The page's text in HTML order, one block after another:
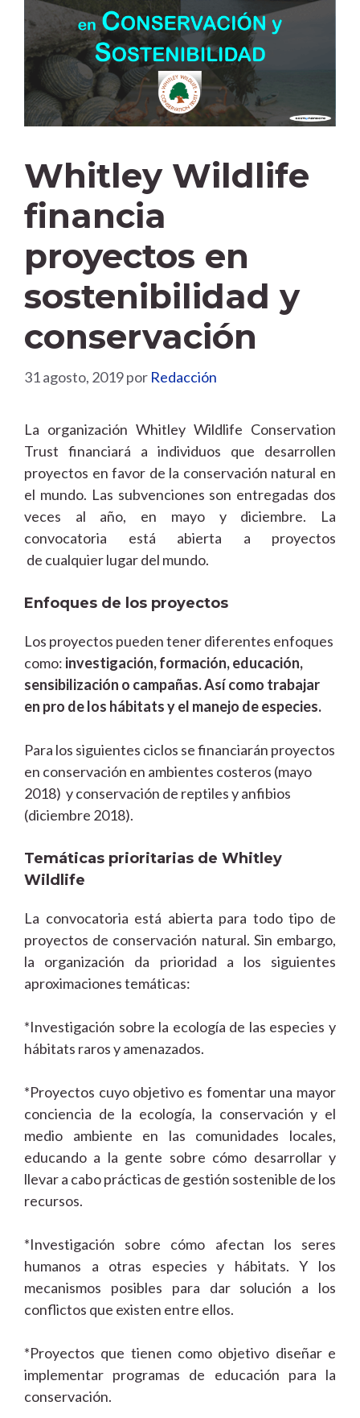
Whitley Wildlife
financia
proyectos en
sostenibilidad y
conservación
31 agosto, 2019por Redacción
La organización Whitley Wildlife Conservation
Trust financiará a individuos que desarrollen
proyectos en favor de la conservación natural en
el mundo. Las subvenciones son entregadas dos
veces al año, en mayo y diciembre.
La
convocatoria está abierta a proyectos
de cualquier lugar del mundo.
Enfoques de los proyectos
Los proyectos pueden tener diferentes enfoques
como: investigación, formación, educación,
sensibilización o campañas. Así como trabajar
en pro de los hábitats y el manejo de especies.
Para los siguientes ciclos se financiarán proyectos
en conservación en ambientes costeros (mayo
2018) y conservación de reptiles y anfibios
(diciembre 2018).
Temáticas prioritarias de Whitley
Wildlife
La convocatoria está abierta para todo tipo de
proyectos de conservación natural. Sin embargo,
la organización da prioridad a los siguientes
aproximaciones temáticas:
*Investigación sobre la ecología de las especies y
hábitats raros y amenazados.
*Proyectos cuyo objetivo es fomentar una mayor
conciencia de la ecología, la conservación y el
medio ambiente en las comunidades locales,
educando a la gente sobre cómo desarrollar y
llevar a cabo prácticas de gestión sostenible de los
recursos.
*Investigación sobre cómo afectan los seres
humanos a otras especies y hábitats. Y los
mecanismos posibles para dar solución a los
conflictos que existen entre ellos.
*Proyectos que tienen como objetivo diseñar e
implementar programas de educación para la
conservación.